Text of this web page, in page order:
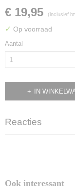
€ 19,95 (inclusief
✓ Op voorraad
Aantal
IN
Reacties
Ook interessant